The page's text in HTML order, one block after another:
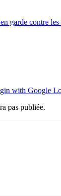
garde contre
with Google
pas publiée.